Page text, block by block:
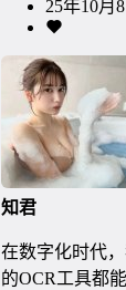
25年10月8
知君
在数字化时代
的OCR工具都